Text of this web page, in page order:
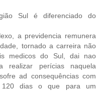
Sul é diferenciado do
a previdencia remunera
tornado a carreira não
medicos do Sul, dai nao
realizar perícias naquela
ad consequências com
dias o que para um